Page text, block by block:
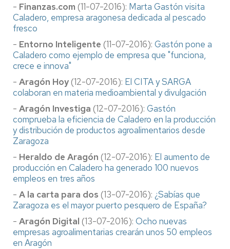
- Finanzas.com (11-07-2016): Marta Gastón visita
Caladero, empresa aragonesa dedicada al pescado
fresco
- Entorno Inteligente (11-07-2016): Gastón pone a
Caladero como ejemplo de empresa que "funciona,
crece e innova"
- Aragón Hoy(12-07-2016): El CITA y SARGA
colaboran en materia medioambiental y divulgación
- Aragón Investiga (12-07-2016): Gastón
comprueba la eficiencia de Caladero en la producción
y distribución de productos agroalimentarios desde
Zaragoza
- Heraldo de Aragón (12-07-2016): El aumento de
producción en Caladero ha generado 100 nuevos
empleos en tres años
- A la carta para dos (13-07-2016): ¿Sabías que
Zaragoza es el mayor puerto pesquero de España?
- Aragón Digital (13-07-2016): Ocho nuevas
empresas agroalimentarias crearán unos 50 empleos
en Aragón